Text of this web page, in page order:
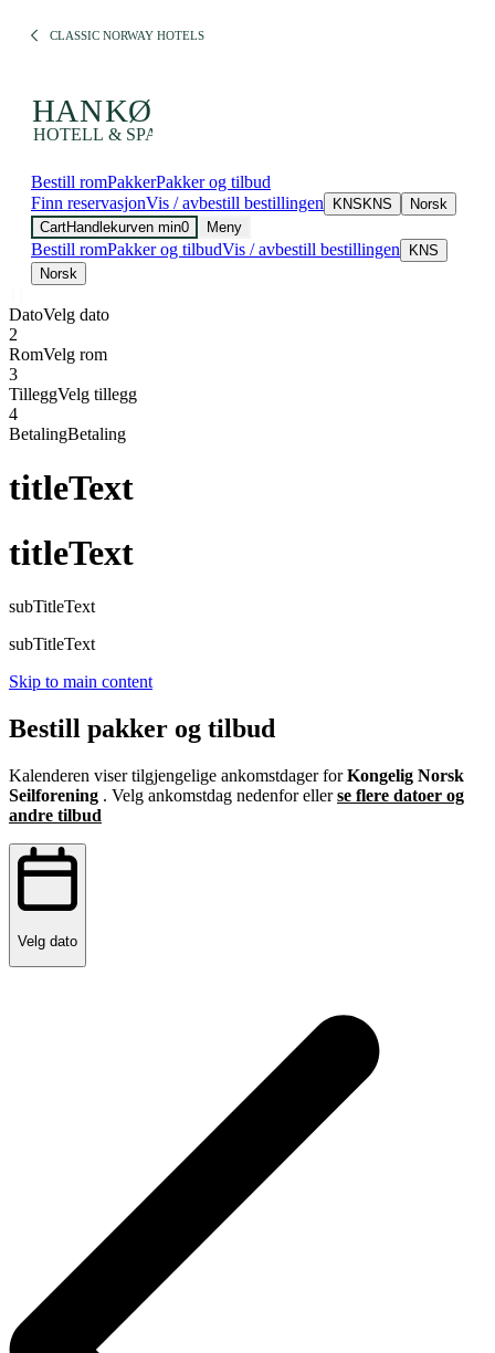
CLASSIC NORWAY HOTELS
Bestill romPakkerPakker og tilbud
Finn reservasjonVis / avbestill bestillingen KNS KNS
Norsk
CartHandlekurven min0 Meny
Bestill romPakker og tilbudVis / avbestill bestillingen
KNS
Norsk
DatoVelg dato
2
RomVelg rom
3
TilleggVelg tillegg
4
BetalingBetaling
titleText
titleText
subTitleText
subTitleText
Skip to main content
Bestill pakker og tilbud
Kalenderen viser tilgjengelige ankomstdager forKongelig Norsk
Seilforening . Velg ankomstdag nedenfor ellerse flere datoer og
andre tilbud
Velg dato